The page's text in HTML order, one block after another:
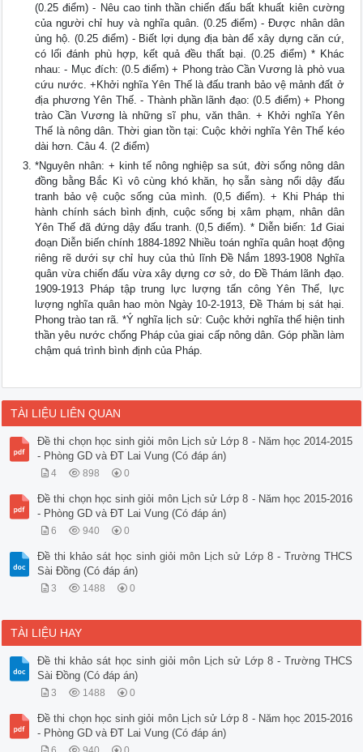
(0.25 điểm) - Nêu cao tinh thần chiến đấu bất khuất kiên cường
của người chỉ huy và nghĩa quân. (0.25 điểm) - Được nhân dân
ủng hộ. (0.25 điểm) - Biết lợi dụng địa bàn để xây dựng căn cứ,
có lối đánh phù hợp, kết quả đều thất bại. (0.25 điểm) * Khác
nhau: - Mục đích: (0.5 điểm) + Phong trào Cần Vương là phò vua
cứu nước. +Khởi nghĩa Yên Thế là đấu tranh bảo vệ mảnh đất ở
địa phương Yên Thế. - Thành phần lãnh đạo: (0.5 điểm) + Phong
trào Cần Vương là những sĩ phu, văn thân. + Khởi nghĩa Yên
Thế là nông dân. Thời gian tồn tại: Cuộc khởi nghĩa Yên Thế kéo
dài hơn. Câu 4. (2 điểm)
*Nguyên nhân: + kinh tế nông nghiệp sa sút, đời sống nông dân
đồng bằng Bắc Kì vô cùng khó khăn, họ sẵn sàng nổi dậy đấu
tranh bảo vệ cuộc sống của mình. (0,5 điểm). + Khi Pháp thi
hành chính sách bình định, cuộc sống bị xâm phạm, nhân dân
Yên Thế đã đứng dậy đấu tranh. (0,5 điểm). * Diễn biến: 1đ Giai
đoạn Diễn biến chính 1884-1892 Nhiều toán nghĩa quân hoạt động
riêng rẽ dưới sự chỉ huy của thủ lĩnh Đề Nắm 1893-1908 Nghĩa
quân vừa chiến đấu vừa xây dựng cơ sở, do Đề Thám lãnh đạo.
1909-1913 Pháp tập trung lực lượng tấn công Yên Thế, lực
lượng nghĩa quân hao mòn Ngày 10-2-1913, Đề Thám bị sát hại.
Phong trào tan rã. *Ý nghĩa lịch sử: Cuộc khởi nghĩa thể hiện tinh
thần yêu nước chống Pháp của giai cấp nông dân. Góp phần làm
chậm quá trình bình định của Pháp.
TÀI LIỆU LIÊN QUAN
Đề thi chọn học sinh giỏi môn Lịch sử Lớp 8 - Năm học 2014-2015
- Phòng GD và ĐT Lai Vung (Có đáp án)
4 898 0
Đề thi chọn học sinh giỏi môn Lịch sử Lớp 8 - Năm học 2015-2016
- Phòng GD và ĐT Lai Vung (Có đáp án)
6 940 0
Đề thi khảo sát học sinh giỏi môn Lịch sử Lớp 8 - Trường THCS
Sài Đồng (Có đáp án)
3 1488 0
TÀI LIỆU HAY
Đề thi khảo sát học sinh giỏi môn Lịch sử Lớp 8 - Trường THCS
Sài Đồng (Có đáp án)
3 1488 0
Đề thi chọn học sinh giỏi môn Lịch sử Lớp 8 - Năm học 2015-2016
- Phòng GD và ĐT Lai Vung (Có đáp án)